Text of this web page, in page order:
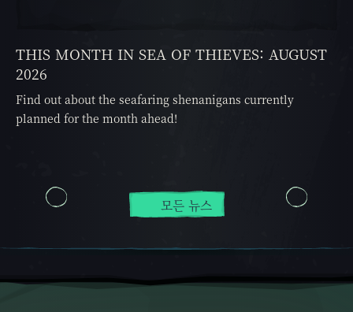
THIS MONTH IN SEA OF THIEVES: AUGUST
2026
Find out about the seafaring shenanigans currently
planned for the month ahead!
모든 뉴스